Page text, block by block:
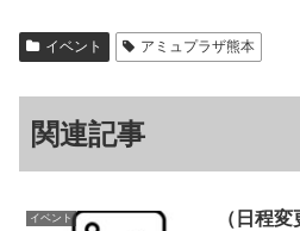
イベント アミュプラザ熊本
関連記事
イベント
（日程